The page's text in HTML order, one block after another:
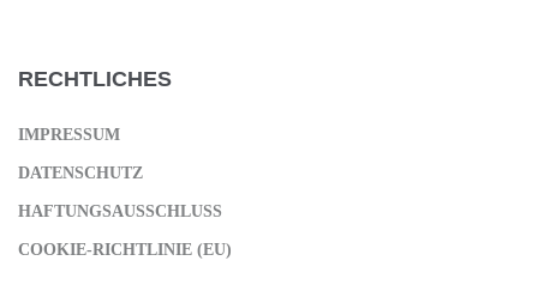
RECHTLICHES
IMPRESSUM
DATENSCHUTZ
HAFTUNGSAUSSCHLUSS
COOKIE-RICHTLINIE (EU)